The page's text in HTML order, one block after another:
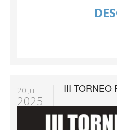
20 Jul
2025
III TORNEO